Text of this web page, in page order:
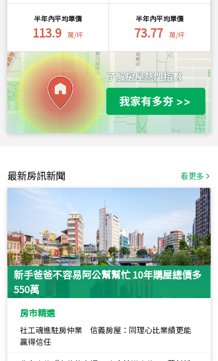
半年內平均單價
113.9 萬/坪
半年內平均單價
73.77 萬/坪
最新房訊新聞 看更多
新手爸爸不容易阿公幫幫忙 10年購屋總價多
550萬
房市精選
社工魂進駐房仲業 信義房屋：同理心比業績更能
贏得信任